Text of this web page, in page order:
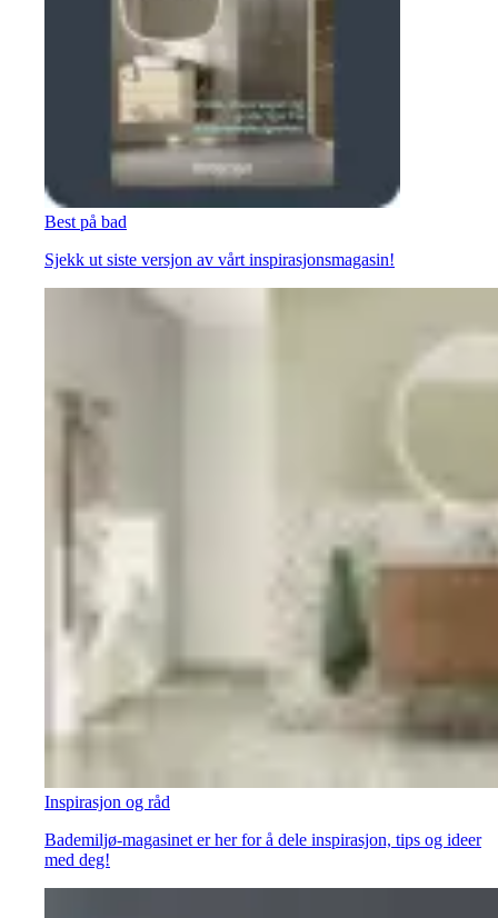
Best på bad
Sjekk ut siste versjon av vårt inspirasjonsmagasin!
Inspirasjon og råd
Bademiljø-magasinet er her for å dele inspirasjon, tips og ideer
med deg!